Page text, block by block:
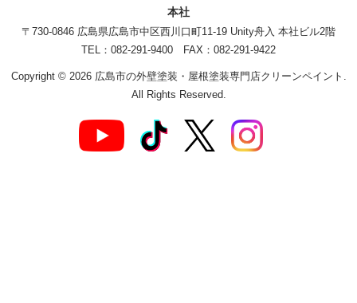
本社
〒730-0846 広島県広島市中区西川口町11-19 Unity舟入 本社ビル2階
TEL：082-291-9400 FAX：082-291-9422
Copyright © 2026 広島市の外壁塗装・屋根塗装専門店クリーンペイント.
All Rights Reserved.